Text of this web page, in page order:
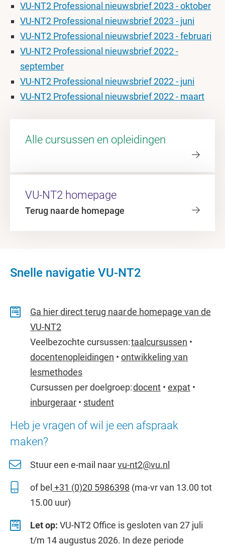
VU-NT2 Professional nieuwsbrief 2023 - oktober
VU-NT2 Professional nieuwsbrief 2023 - juni
VU-NT2 Professional nieuwsbrief 2023 - februari
VU-NT2 Professional nieuwsbrief 2022 -
september
VU-NT2 Professional nieuwsbrief 2022 - juni
VU-NT2 Professional nieuwsbrief 2022 - maart
Alle cursussen en opleidingen
VU-NT2 homepage
Terug naar de homepage
Snelle navigatie VU-NT2
Ga hier direct terug naar de homepage van de
VU-NT2
Veelbezochte cursussen:taalcursussen •
docentenopleidingen • ontwikkeling van
lesmethodes
Cursussen per doelgroep:docent • expat •
inburgeraar • student
Heb je vragen of wil je een afspraak
maken?
Stuur een e-mail naarvu-nt2@vu.nl
of bel +31 (0)20 5986398 (ma-vr van 13.00 tot
15.00 uur)
Let op: VU-NT2 Office is gesloten van 27 juli
t/m 14 augustus 2026. In deze periode